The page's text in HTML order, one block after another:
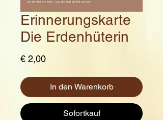
Erinnerungskarte
Die Erdenhüterin
€ 2,00Preis
In den Warenkorb
Sofortkauf